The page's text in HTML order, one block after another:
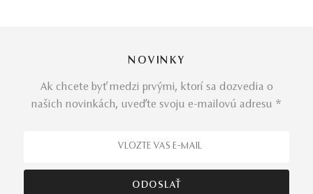
NOVINKY
Ak chcete byť medzi prvými, ktorí sa dozvedia o
našich novinkách, uveďte svoju e-mailovú adresu *